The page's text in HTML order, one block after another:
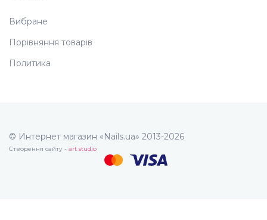
Вибране
Порівняння товарів
Политика
© Интернет магазин «Nails.ua» 2013-2026
Створення сайту - art studio